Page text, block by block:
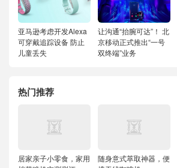
亚马逊考虑开发Alexa
可穿戴追踪设备 防止
儿童丢失
让沟通“抬腕可达”！ 北
京移动正式推出“一号
双终端”业务
热门推荐
居家亲子小零食，家用
随身意式萃取神器，便